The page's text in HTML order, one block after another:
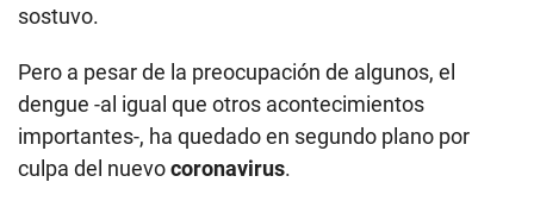
sostuvo.
Pero a pesar de la preocupación de algunos, el
dengue -al igual que otros acontecimientos
importantes-, ha quedado en segundo plano por
culpa del nuevocoronavirus.